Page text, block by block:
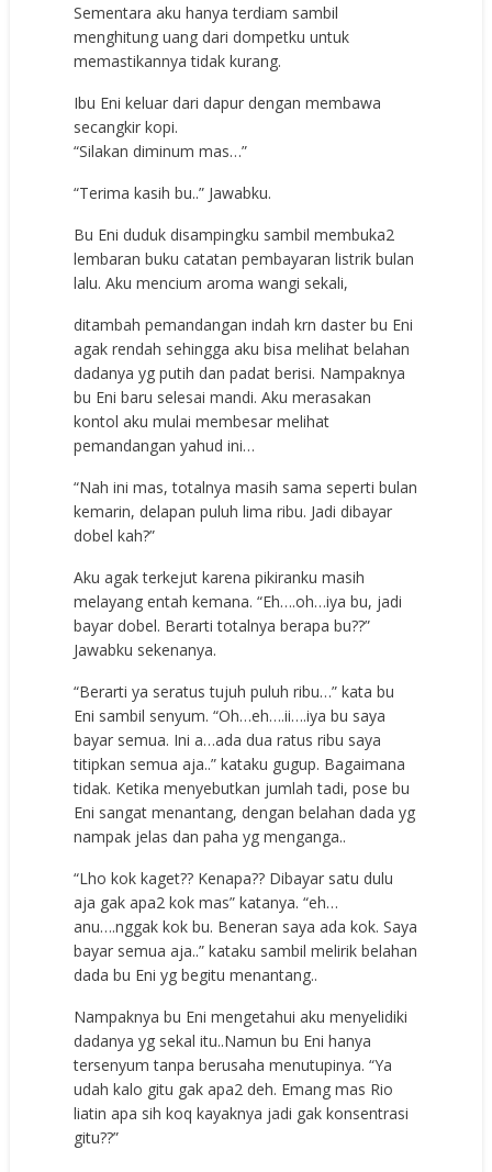
Sementara aku hanya terdiam sambil
menghitung uang dari dompetku untuk
memastikannya tidak kurang.
Ibu Eni keluar dari dapur dengan membawa
secangkir kopi.
“Silakan diminum mas…”
“Terima kasih bu..” Jawabku.
Bu Eni duduk disampingku sambil membuka2
lembaran buku catatan pembayaran listrik bulan
lalu. Aku mencium aroma wangi sekali,
ditambah pemandangan indah krn daster bu Eni
agak rendah sehingga aku bisa melihat belahan
dadanya yg putih dan padat berisi. Nampaknya
bu Eni baru selesai mandi. Aku merasakan
kontol aku mulai membesar melihat
pemandangan yahud ini…
“Nah ini mas, totalnya masih sama seperti bulan
kemarin, delapan puluh lima ribu. Jadi dibayar
dobel kah?”
Aku agak terkejut karena pikiranku masih
melayang entah kemana. “Eh….oh…iya bu, jadi
bayar dobel. Berarti totalnya berapa bu??”
Jawabku sekenanya.
“Berarti ya seratus tujuh puluh ribu…” kata bu
Eni sambil senyum. “Oh…eh….ii….iya bu saya
bayar semua. Ini a…ada dua ratus ribu saya
titipkan semua aja..” kataku gugup. Bagaimana
tidak. Ketika menyebutkan jumlah tadi, pose bu
Eni sangat menantang, dengan belahan dada yg
nampak jelas dan paha yg menganga..
“Lho kok kaget?? Kenapa?? Dibayar satu dulu
aja gak apa2 kok mas” katanya. “eh…
anu….nggak kok bu. Beneran saya ada kok. Saya
bayar semua aja..” kataku sambil melirik belahan
dada bu Eni yg begitu menantang..
Nampaknya bu Eni mengetahui aku menyelidiki
dadanya yg sekal itu..Namun bu Eni hanya
tersenyum tanpa berusaha menutupinya. “Ya
udah kalo gitu gak apa2 deh. Emang mas Rio
liatin apa sih koq kayaknya jadi gak konsentrasi
gitu??”